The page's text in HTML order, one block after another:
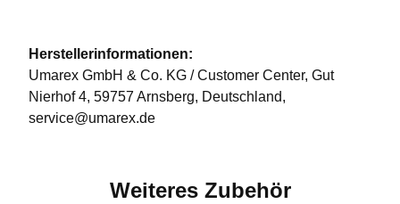
Herstellerinformationen:
Umarex GmbH & Co. KG / Customer Center, Gut
Nierhof 4, 59757 Arnsberg, Deutschland,
service@umarex.de
Weiteres Zubehör